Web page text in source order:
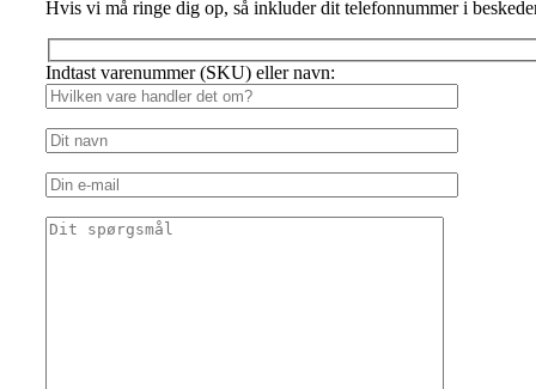
Hvis vi må ringe dig op, så inkluder dit telefonnummer i
Indtast varenummer (SKU) eller navn: